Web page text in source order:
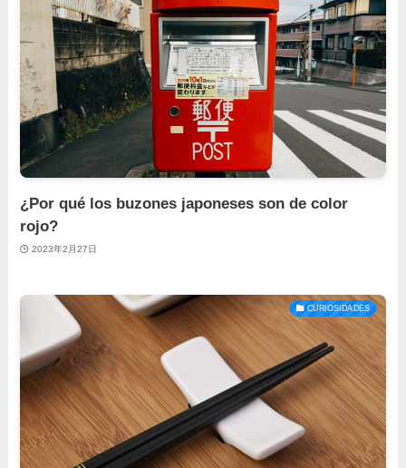
¿Por qué los buzones japoneses son de color
rojo?
2023年2月27日
CURIOSIDADES